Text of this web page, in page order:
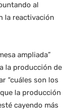
al
la reactivación
ampliada”
la producción de
“cuáles son los
la producción
cayendo más